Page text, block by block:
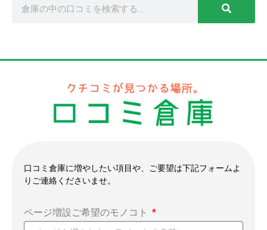
口コミ倉庫に増やしたい項目や、ご要望は下記フォームよ
りご連絡くださいませ。
ページ増設ご希望のモノコト